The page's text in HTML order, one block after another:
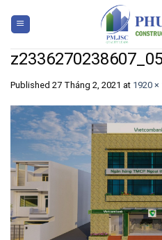
content
Published 27 Tháng 2, 2021 at 1920 ×